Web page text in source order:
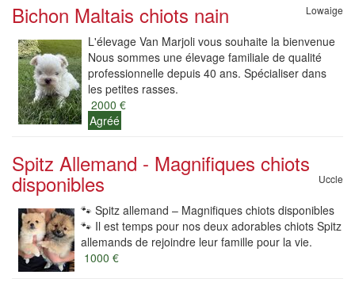
Bichon Maltais chiots nain Lowaige
L'élevage Van Marjoli vous souhaite la bienvenue
Nous sommes une élevage familiale de qualité
professionnelle depuis 40 ans. Spécialiser dans
les petites rasses.
2000 €
Agréé
Spitz Allemand - Magnifiques chiots
disponibles Uccle
🐾 Spitz allemand – Magnifiques chiots disponibles
🐾 Il est temps pour nos deux adorables chiots Spitz
allemands de rejoindre leur famille pour la vie.
1000 €